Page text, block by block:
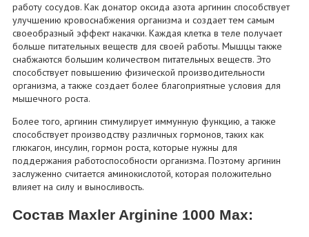
работу сосудов. Как донатор оксида азота аргинин способствует
улучшению кровоснабжения организма и создает тем самым
своеобразный эффект накачки. Каждая клетка в теле получает
больше питательных веществ для своей работы. Мышцы также
снабжаются большим количеством питательных веществ. Это
способствует повышению физической производительности
организма, а также создает более благоприятные условия для
мышечного роста.
Более того, аргинин стимулирует иммунную функцию, а также
способствует производству различных гормонов, таких как
глюкагон, инсулин, гормон роста, которые нужны для
поддержания работоспособности организма. Поэтому аргинин
заслуженно считается аминокислотой, которая положительно
влияет на силу и выносливость.
Состав Maxler Arginine 1000 Max: